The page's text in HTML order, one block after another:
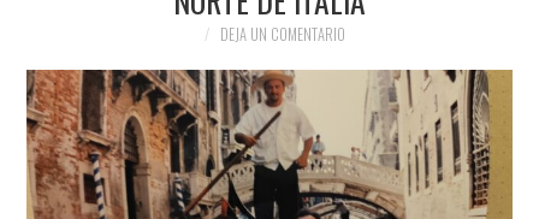
#ARVI
AMIGOS
DEJA UN COMENTARIO